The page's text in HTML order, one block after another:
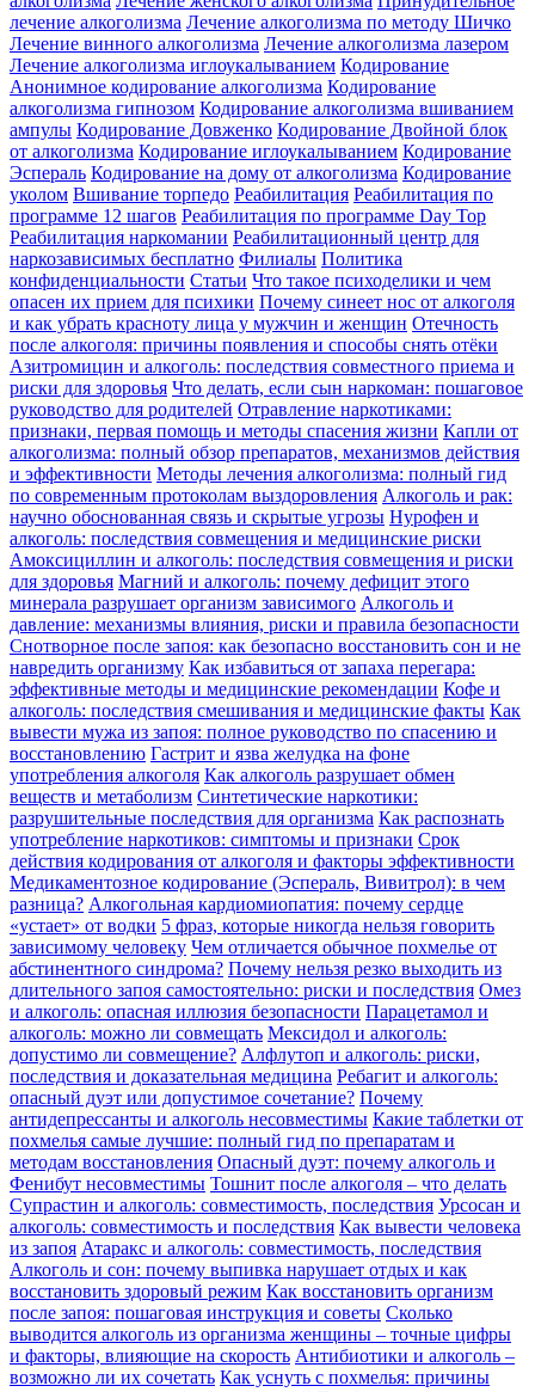
лечение алкоголизма Лечение алкоголизма по методу Шичко
Лечение винного алкоголизма Лечение алкоголизма лазером
Лечение алкоголизма иглоукалыванием Кодирование
Анонимное кодирование алкоголизма Кодирование
алкоголизма гипнозом Кодирование алкоголизма вшиванием
ампулы Кодирование Довженко Кодирование Двойной блок
от алкоголизма Кодирование иглоукалыванием Кодирование
Эспераль Кодирование на дому от алкоголизма Кодирование
уколом Вшивание торпедо Реабилитация Реабилитация по
программе 12 шагов Реабилитация по программе Day Top
Реабилитация наркомании Реабилитационный центр для
наркозависимых бесплатно Филиалы Политика
конфиденциальности Статьи Что такое психоделики и чем
опасен их прием для психики Почему синеет нос от алкоголя
и как убрать красноту лица у мужчин и женщин Отечность
после алкоголя: причины появления и способы снять отёки
Азитромицин и алкоголь: последствия совместного приема и
риски для здоровья Что делать, если сын наркоман: пошаговое
руководство для родителей Отравление наркотиками:
признаки, первая помощь и методы спасения жизни Капли от
алкоголизма: полный обзор препаратов, механизмов действия
и эффективности Методы лечения алкоголизма: полный гид
по современным протоколам выздоровления Алкоголь и рак:
научно обоснованная связь и скрытые угрозы Нурофен и
алкоголь: последствия совмещения и медицинские риски
Амоксициллин и алкоголь: последствия совмещения и риски
для здоровья Магний и алкоголь: почему дефицит этого
минерала разрушает организм зависимого Алкоголь и
давление: механизмы влияния, риски и правила безопасности
Снотворное после запоя: как безопасно восстановить сон и не
навредить организму Как избавиться от запаха перегара:
эффективные методы и медицинские рекомендации Кофе и
алкоголь: последствия смешивания и медицинские факты Как
вывести мужа из запоя: полное руководство по спасению и
восстановлению Гастрит и язва желудка на фоне
употребления алкоголя Как алкоголь разрушает обмен
веществ и метаболизм Синтетические наркотики:
разрушительные последствия для организма Как распознать
употребление наркотиков: симптомы и признаки Срок
действия кодирования от алкоголя и факторы эффективности
Медикаментозное кодирование (Эспераль, Вивитрол): в чем
разница? Алкогольная кардиомиопатия: почему сердце
«устает» от водки 5 фраз, которые никогда нельзя говорить
зависимому человеку Чем отличается обычное похмелье от
абстинентного синдрома? Почему нельзя резко выходить из
длительного запоя самостоятельно: риски и последствия Омез
и алкоголь: опасная иллюзия безопасности Парацетамол и
алкоголь: можно ли совмещать Мексидол и алкоголь:
допустимо ли совмещение? Алфлутоп и алкоголь: риски,
последствия и доказательная медицина Ребагит и алкоголь:
опасный дуэт или допустимое сочетание? Почему
антидепрессанты и алкоголь несовместимы Какие таблетки от
похмелья самые лучшие: полный гид по препаратам и
методам восстановления Опасный дуэт: почему алкоголь и
Фенибут несовместимы Тошнит после алкоголя – что делать
Супрастин и алкоголь: совместимость, последствия Урсосан и
алкоголь: совместимость и последствия Как вывести человека
из запоя Атаракс и алкоголь: совместимость, последствия
Алкоголь и сон: почему выпивка нарушает отдых и как
восстановить здоровый режим Как восстановить организм
после запоя: пошаговая инструкция и советы Сколько
выводится алкоголь из организма женщины – точные цифры
и факторы, влияющие на скорость Антибиотики и алкоголь –
возможно ли их сочетать Как уснуть с похмелья: причины